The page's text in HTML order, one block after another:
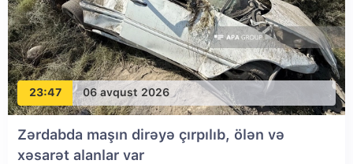
23:47 06 avqust 2026
Zərdabda maşın dirəyə çırpılıb, ölən və
xəsarət alanlar var